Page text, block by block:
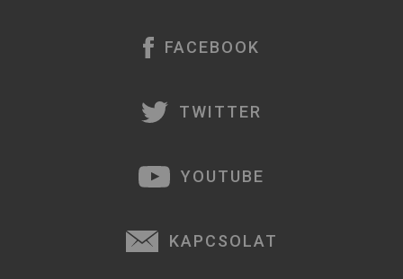
FACEBOOK
TWITTER
YOUTUBE
KAPCSOLAT